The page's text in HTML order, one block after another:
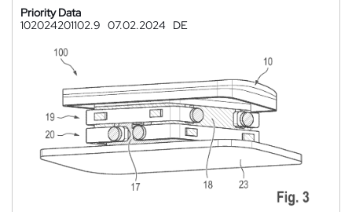
Priority Data
102024201102.9 07.02.2024 DE